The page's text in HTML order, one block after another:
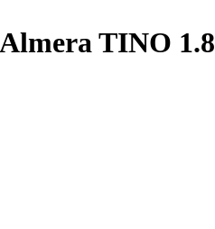
TINO 1.8